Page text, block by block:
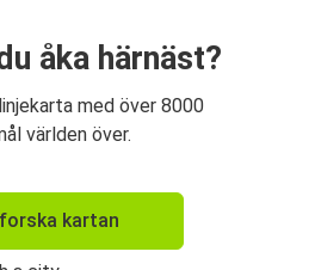
åka härnäst?
med över 8000
världen över.
kartan